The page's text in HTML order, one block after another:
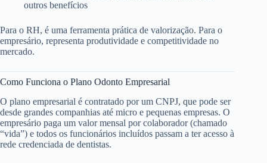
outros benefícios
Para o RH, é uma ferramenta prática de valorização. Para o
empresário, representa produtividade e competitividade no
mercado.
Como Funciona o Plano Odonto Empresarial
O plano empresarial é contratado por um CNPJ, que pode ser
desde grandes companhias até micro e pequenas empresas. O
empresário paga um valor mensal por colaborador (chamado
“vida”) e todos os funcionários incluídos passam a ter acesso à
rede credenciada de dentistas.